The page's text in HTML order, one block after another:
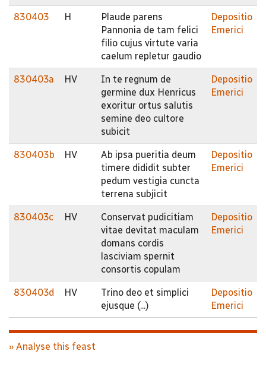
830403 H
Plaude parens
Pannonia de tam felici
filio cujus virtute varia
caelum repletur gaudio
Depositio
Emerici
830403a HV
In te regnum de
germine dux Henricus
exoritur ortus salutis
semine deo cultore
subicit
Depositio
Emerici
830403b HV
Ab ipsa pueritia deum
timere dididit subter
pedum vestigia cuncta
terrena subjicit
Depositio
Emerici
830403c HV
Conservat pudicitiam
vitae devitat maculam
domans cordis
lasciviam spernit
consortis copulam
Depositio
Emerici
830403d HV
Trino deo et simplici
ejusque (...)
Depositio
Emerici
» Analyse this feast